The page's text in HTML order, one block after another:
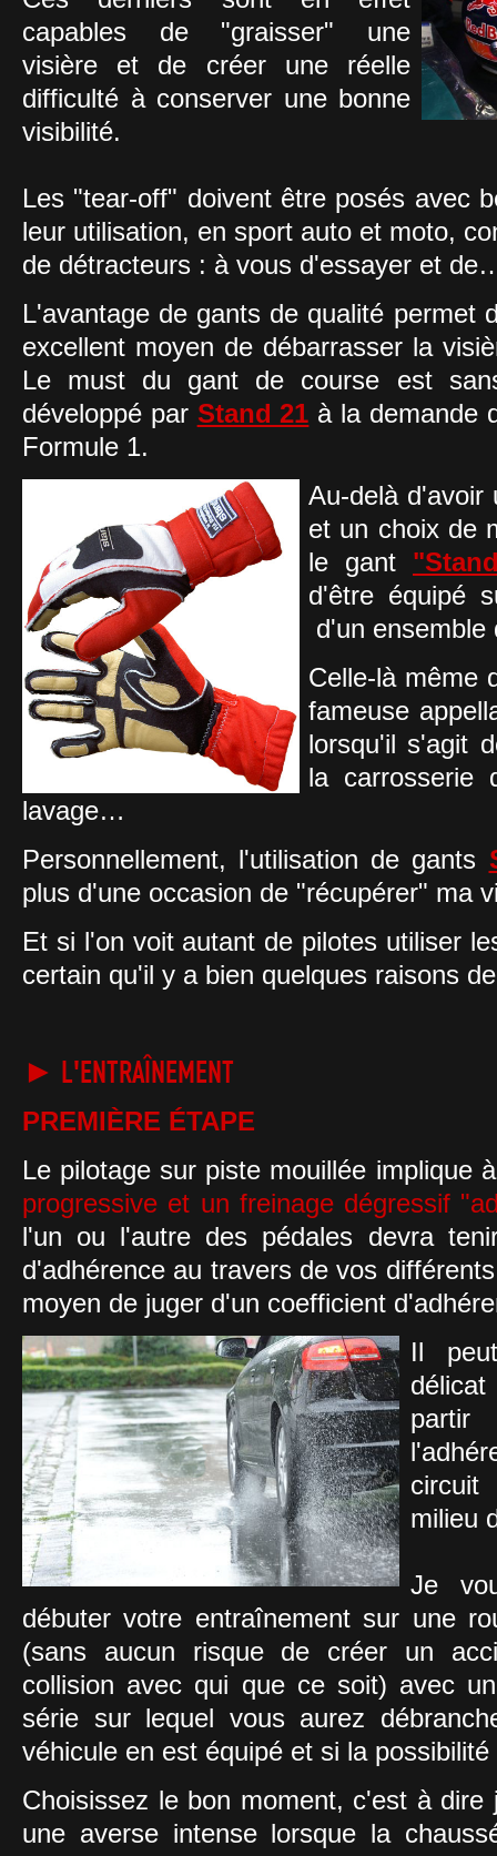
capables de "graisser" une
visière et de créer une réelle
difficulté à conserver une bonne
visibilité.
Les "tear-off" doivent être posés avec
leur utilisation, en sport auto et moto,
de détracteurs : à vous d'essayer et
L'avantage de gants de qualité permet
excellent moyen de débarrasser la
Le must du gant de course est
développé par Stand 21 à la demande
Formule 1.
Au-delà d'avoir
et un choix de
le gant
d'être équipé
d'un ensemble
Celle-là même
fameuse
lorsqu'il s'agit
la carrosserie
lavage…
Personnellement, l'utilisation de gants
plus d'une occasion de "récupérer" ma
Et si l'on voit autant de pilotes utiliser
certain qu'il y a bien quelques raisons
► L'ENTRAÎNEMENT
PREMIÈRE ÉTAPE
Le pilotage sur piste mouillée implique
progressive et un freinage dégressif
l'un ou l'autre des pédales devra
d'adhérence au travers de vos
moyen de juger d'un coefficient
Il
partir
milieu
Je
débuter votre entraînement sur une
(sans aucun risque de créer un
collision avec qui que ce soit) avec
série sur lequel vous aurez
véhicule en est équipé et si la
Choisissez le bon moment, c'est à
une averse intense lorsque la